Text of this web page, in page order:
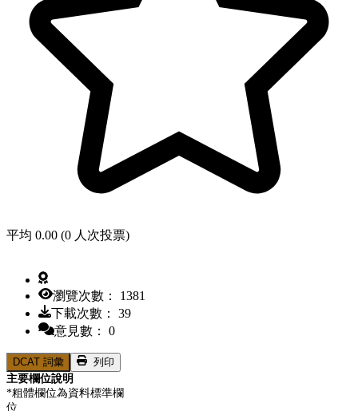
平均 0.00 (0 人次投票)
瀏覽次數： 1381
下載次數： 39
意見數： 0
DCAT 詞彙
列印
主要欄位說明
*粗體欄位為資料標準欄
位